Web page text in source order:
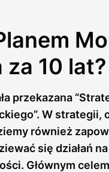
10 lat?
przekazana
W
również
się działań
Głównym